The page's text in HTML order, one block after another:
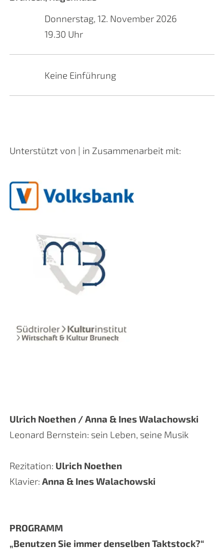
Donnerstag, 12. November 2026
19.30 Uhr
Keine Einführung
Unterstützt von | in Zusammenarbeit mit:
Ulrich Noethen / Anna & Ines Walachowski
Leonard Bernstein: sein Leben, seine Musik
Rezitation: Ulrich Noethen
Klavier: Anna & Ines Walachowski
PROGRAMM
„Benutzen Sie immer denselben Taktstock?“